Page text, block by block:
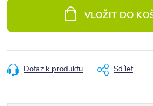
VLOŽIT DO
Dotaz k produktu Sdílet